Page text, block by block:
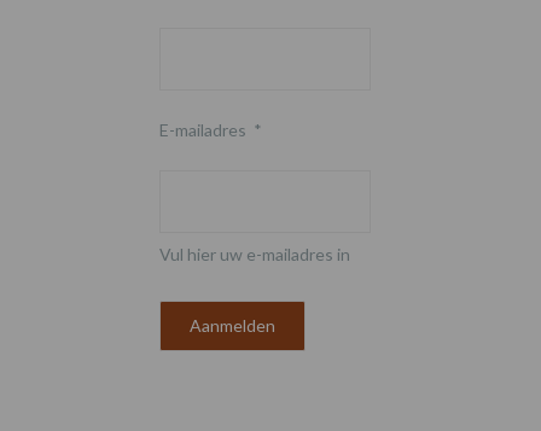
E-mailadres *
Vul hier uw e-mailadres in